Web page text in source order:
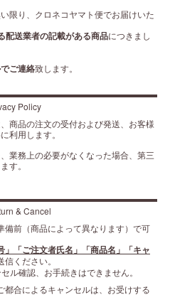
限り、クロネコヤマト便でお届けいた
配送業者の記載がある商品につきまし
ご連絡致します。
Policy
商品の注文の受付および発送、お客様
利用します。
業務上の必要がなくなった場合、第三
す。
& Cancel
備前（商品によって異なります）で可
」「ご注文者氏名」「商品名」「キャ
ください。
ル確認、お手続きはできません。
合によるキャンセルは、お受けする